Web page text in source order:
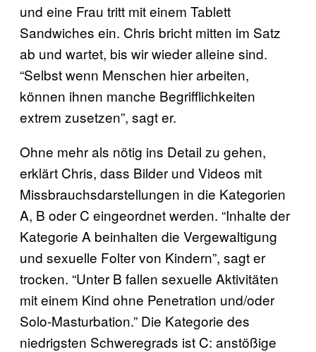
und eine Frau tritt mit einem Tablett
Sandwiches ein. Chris bricht mitten im Satz
ab und wartet, bis wir wieder alleine sind.
“Selbst wenn Menschen hier arbeiten,
können ihnen manche Begrifflichkeiten
extrem zusetzen”, sagt er.
Ohne mehr als nötig ins Detail zu gehen,
erklärt Chris, dass Bilder und Videos mit
Missbrauchsdarstellungen in die Kategorien
A, B oder C eingeordnet werden. “Inhalte der
Kategorie A beinhalten die Vergewaltigung
und sexuelle Folter von Kindern”, sagt er
trocken. “Unter B fallen sexuelle Aktivitäten
mit einem Kind ohne Penetration und/oder
Solo-Masturbation.” Die Kategorie des
niedrigsten Schweregrads ist C: anstößige